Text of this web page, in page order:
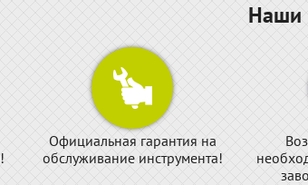
Наши
Официальная гарантия на
обслуживание инструмента!